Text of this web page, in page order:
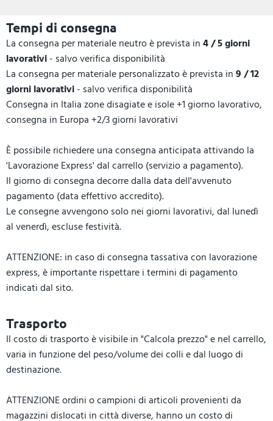
Tempi di consegna
La consegna per materiale neutro è prevista in4 / 5 giorni
lavorativi- salvo verifica disponibilità
La consegna per materiale personalizzato è prevista in9 / 12
giorni lavorativi- salvo verifica disponibilità
Consegna in Italia zone disagiate e isole +1 giorno lavorativo,
consegna in Europa +2/3 giorni lavorativi
È possibile richiedere una consegna anticipata attivando la
'Lavorazione Express' dal carrello (servizio a pagamento).
Il giorno di consegna decorre dalla data dell'avvenuto
pagamento (data effettivo accredito).
Le consegne avvengono solo nei giorni lavorativi, dal lunedì
al venerdì, escluse festività.
ATTENZIONE: in caso di consegna tassativa con lavorazione
express, è importante rispettare i termini di pagamento
indicati dal sito.
Trasporto
Il costo di trasporto è visibile in "Calcola prezzo" e nel carrello,
varia in funzione del peso/volume dei colli e dal luogo di
destinazione.
ATTENZIONE ordini o campioni di articoli provenienti da
magazzini dislocati in città diverse, hanno un costo di